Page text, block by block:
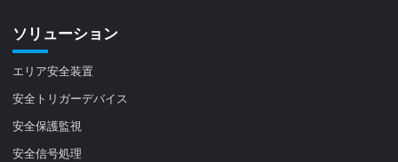
ソリューション
エリア安全装置
安全トリガーデバイス
安全保護監視
安全信号処理